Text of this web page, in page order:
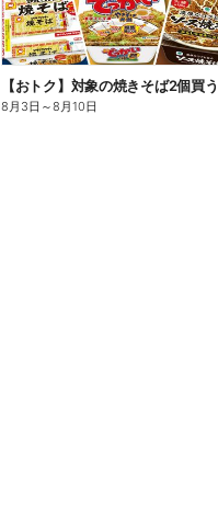
8月3日 ～8月10日